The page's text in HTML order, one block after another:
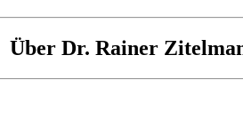
Über Dr. Rainer